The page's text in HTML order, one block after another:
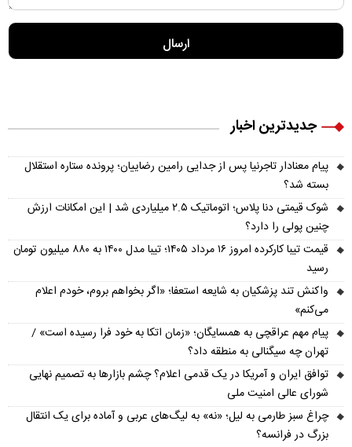
جدیدترین اخبار
پیام معنادار تاجرنیا پس از جدایی رامین رضاییان؛ پرونده ستاره استقلال
بسته شد؟
شوک قیمتی دنا پلاس؛ اتوماتیک ۲.۵ میلیاردی شد | این امکانات ارزش
چنین پولی را دارد؟
قیمت تیبا کارکرده امروز ۱۶ مرداد ۱۴۰۵؛ تیبا مدل ۱۴۰۰ به ۸۸۰ میلیون تومان
رسید
واکنش تند پزشکیان به شایعه استعفا؛ «اگر بخواهم بروم، خودم اعلام
می‌کنم»
پیام مهم عراقچی به همسایگان؛ «زمان اتکا به خود فرا رسیده است» /
تهران چه سیگنالی به منطقه داد؟
توافق ایران و آمریکا در یک قدمی اعلام؟ چشم بازارها به تصمیم نهایی
شورای عالی امنیت ملی
چراغ سبز طارمی به لیل؛ «نه» به لیگ‌های عربی و آماده برای یک انتقال
بزرگ در فرانسه؟